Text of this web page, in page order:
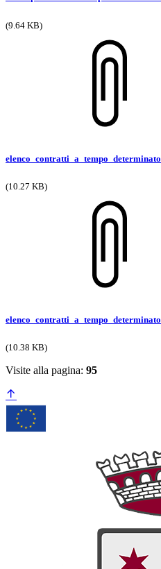
(9.64 KB)
(10.27 KB)
(10.38 KB)
Visite alla pagina: 95